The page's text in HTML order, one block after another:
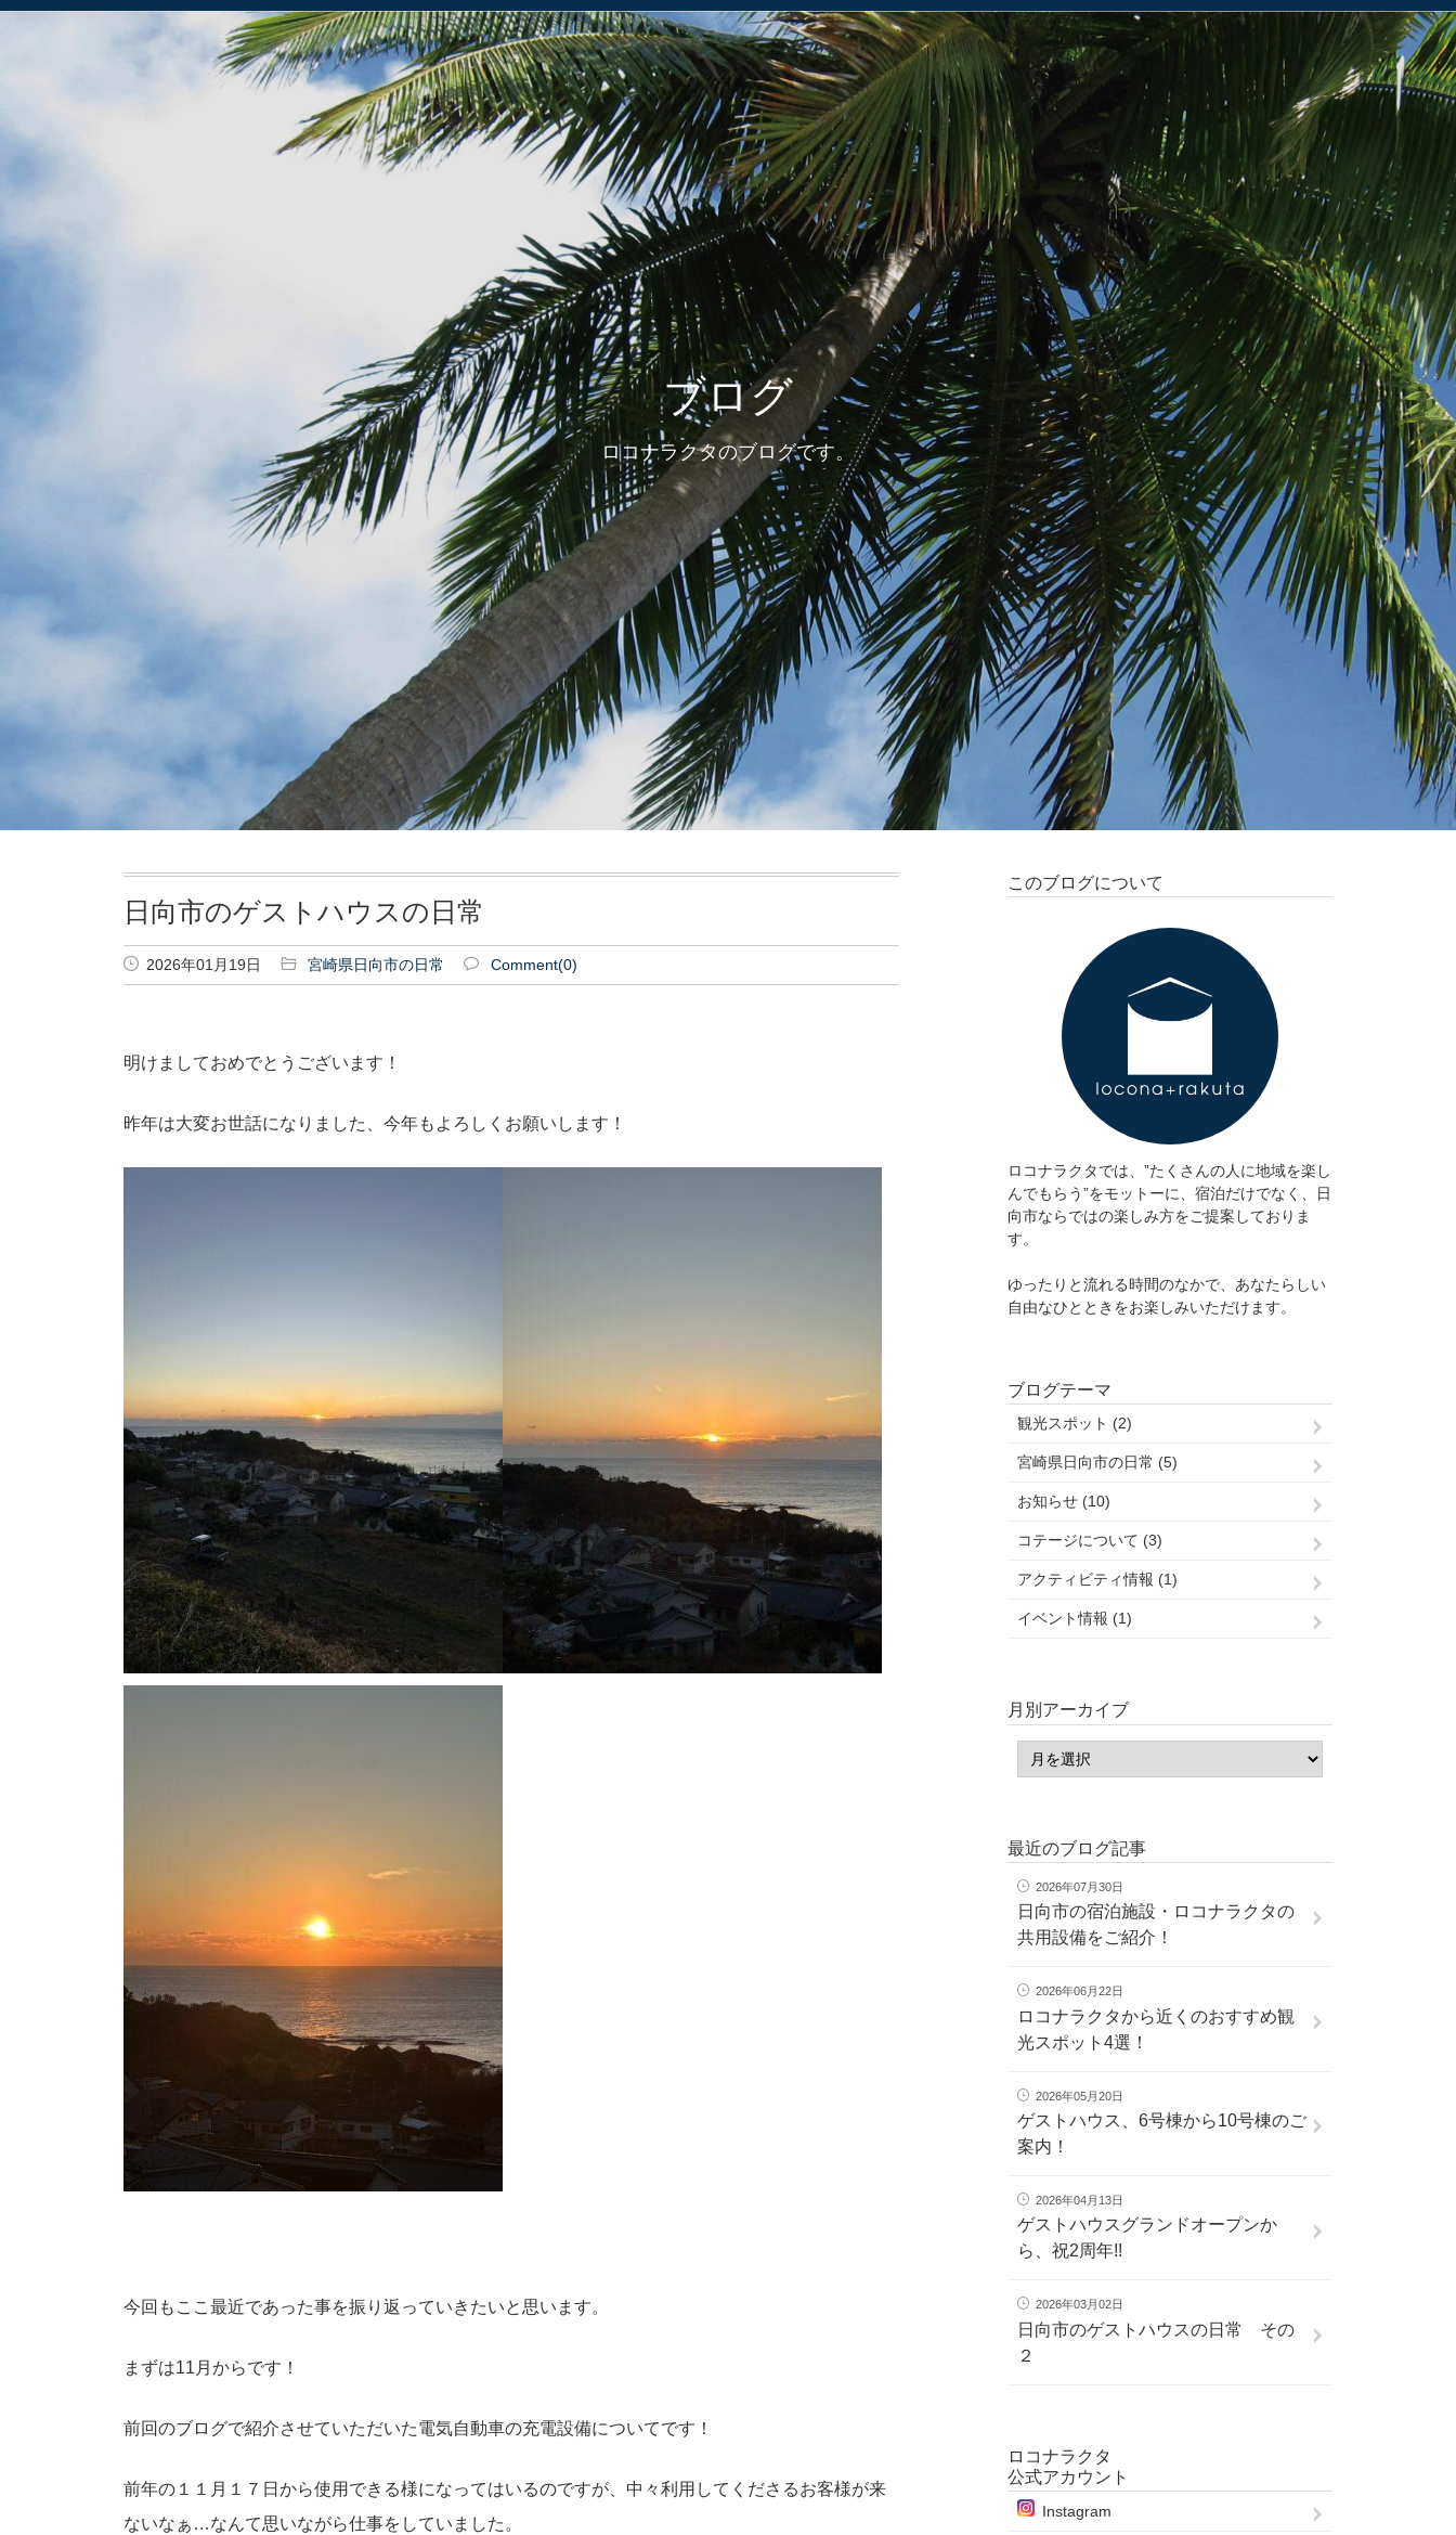
ブログ
ロコナラクタのブログです。
日向市のゲストハウスの日常
2026年01月19日 宮崎県日向市の日常 Comment(0)
明けましておめでとうございます！
昨年は大変お世話になりました、今年もよろしくお願いします！
今回もここ最近であった事を振り返っていきたいと思います。
まずは11月からです！
前回のブログで紹介させていただいた電気自動車の充電設備についてです！
前年の１１月１７日から使用できる様になってはいるのですが、中々利用してくださるお客様が来
ないなぁ…なんて思いながら仕事をしていました。
このブログについて
ロコナラクタでは、”たくさんの人に地域を楽し
んでもらう”をモットーに、宿泊だけでなく、日
向市ならではの楽しみ方をご提案しておりま
す。
ゆったりと流れる時間のなかで、あなたらしい
自由なひとときをお楽しみいただけます。
ブログテーマ
観光スポット (2)
宮崎県日向市の日常 (5)
お知らせ (10)
コテージについて (3)
アクティビティ情報 (1)
イベント情報 (1)
月別アーカイブ
最近のブログ記事
2026年07月30日
日向市の宿泊施設・ロコナラクタの
共用設備をご紹介！
2026年06月22日
ロコナラクタから近くのおすすめ観
光スポット4選！
2026年05月20日
ゲストハウス、6号棟から10号棟のご
案内！
2026年04月13日
ゲストハウスグランドオープンか
ら、祝2周年!!
2026年03月02日
日向市のゲストハウスの日常 その
２
ロコナラクタ
公式アカウント
Instagram